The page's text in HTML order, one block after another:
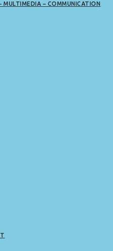
MULTIMEDIA – COMMUNICATION